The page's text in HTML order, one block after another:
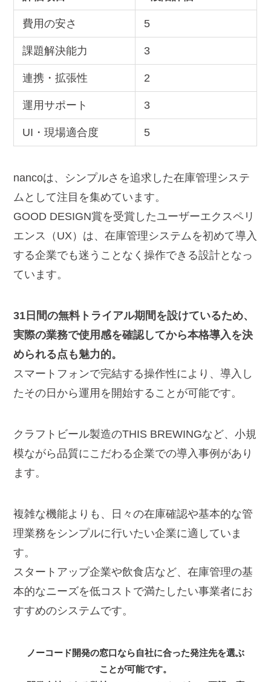
費用の安さ 5
課題解決能力 3
連携・拡張性 2
運用サポート 3
UI・現場適合度 5
nancoは、シンプルさを追求した在庫管理システ
ムとして注目を集めています。
GOOD DESIGN賞を受賞したユーザーエクスペリ
エンス（UX）は、在庫管理システムを初めて導入
する企業でも迷うことなく操作できる設計となっ
ています。
31日間の無料トライアル期間を設けているため、
実際の業務で使用感を確認してから本格導入を決
められる点も魅力的。
スマートフォンで完結する操作性により、導入し
たその日から運用を開始することが可能です。
クラフトビール製造のTHIS BREWINGなど、小規
模ながら品質にこだわる企業での導入事例があり
ます。
複雑な機能よりも、日々の在庫確認や基本的な管
理業務をシンプルに行いたい企業に適していま
す。
スタートアップ企業や飲食店など、在庫管理の基
本的なニーズを低コストで満たしたい事業者にお
すすめのシステムです。
ノーコード開発の窓口なら自社に合った発注先を選ぶ
ことが可能です。